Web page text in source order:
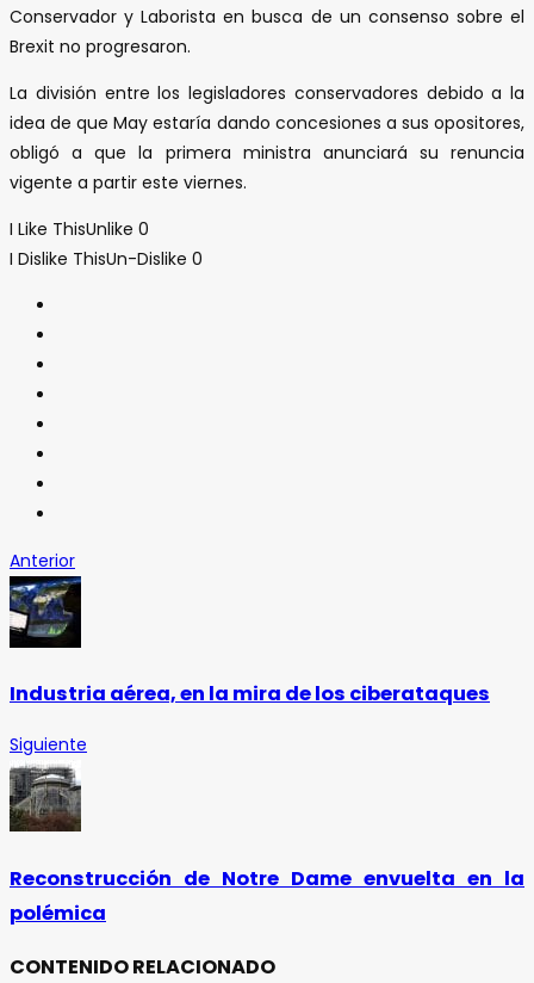
Conservador y Laborista en busca de un consenso sobre el
Brexit no progresaron.
La división entre los legisladores conservadores debido a la
idea de que May estaría dando concesiones a sus opositores,
obligó a que la primera ministra anunciará su renuncia
vigente a partir este viernes.
I Like ThisUnlike 0
I Dislike ThisUn-Dislike 0
Anterior
Industria aérea, en la mira de los ciberataques
Siguiente
Reconstrucción de Notre Dame envuelta en la
polémica
CONTENIDO RELACIONADO